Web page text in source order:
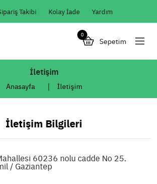
Takibi Kolay İade Yardım
Sepetim
0
İletişim
Anasayfa İletişim
İletişim Bilgileri
60236 nolu cadde No 25.
/ Gaziantep